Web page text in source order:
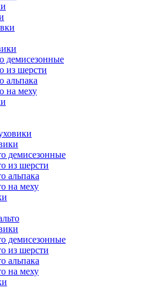
демисезонные
из шерсти
альпака
на меху
демисезонные
из шерсти
альпака
на меху
демисезонные
из шерсти
альпака
на меху